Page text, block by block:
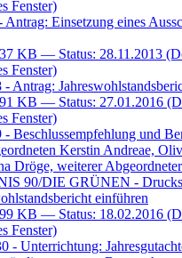
Fenster)
Antrag: Einsetzung eines
KB — Status: 28.11.2013
Fenster)
- Antrag:
KB — Status: 27.01.2016
Fenster)
- Beschlussempfehlung und
Kerstin Andreae,
Dröge, weiterer
90/DIE GRÜNEN -
einführen
KB — Status: 18.02.2016
Fenster)
- Unterrichtung: